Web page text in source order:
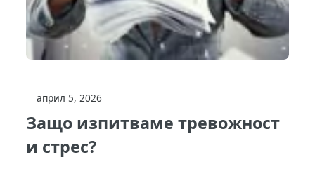
април 5, 2026
Защо изпитваме тревожност
и стрес?